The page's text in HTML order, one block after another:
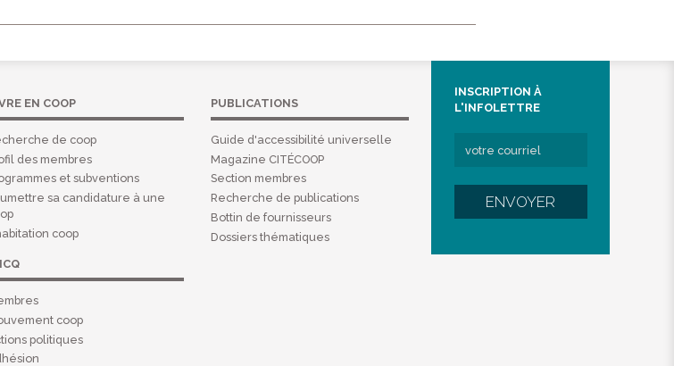
EN COOP
de coop
des membres
et subventions
sa candidature à une
coop
PUBLICATIONS
Guide d'accessibilité universelle
Magazine CITÉCOOP
Section membres
Recherche de publications
Bottin de fournisseurs
Dossiers thématiques
coop
politiques
INSCRIPTION À
L'INFOLETTRE
ENVOYER